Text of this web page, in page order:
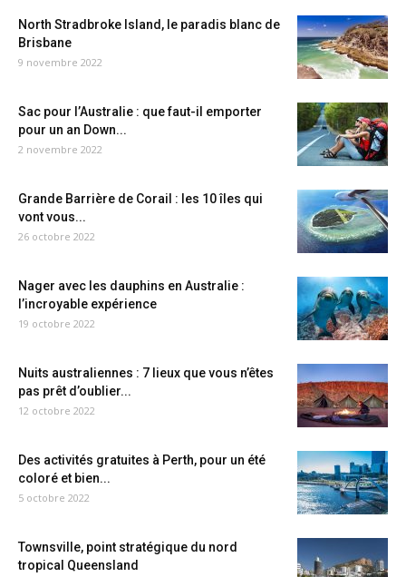
North Stradbroke Island, le paradis blanc de
Brisbane
9 novembre 2022
Sac pour l’Australie : que faut-il emporter
pour un an Down...
2 novembre 2022
Grande Barrière de Corail : les 10 îles qui
vont vous...
26 octobre 2022
Nager avec les dauphins en Australie :
l’incroyable expérience
19 octobre 2022
Nuits australiennes : 7 lieux que vous n’êtes
pas prêt d’oublier...
12 octobre 2022
Des activités gratuites à Perth, pour un été
coloré et bien...
5 octobre 2022
Townsville, point stratégique du nord
tropical Queensland